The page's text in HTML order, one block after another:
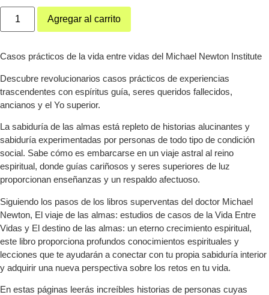
La
sabiduría
de
cantidad
Agregar al carrito
Casos prácticos de la vida entre vidas del Michael Newton Institute
Descubre revolucionarios casos prácticos de experiencias
trascendentes con espíritus guía, seres queridos fallecidos,
ancianos y el Yo superior.
La sabiduría de las almas está repleto de historias alucinantes y
sabiduría experimentadas por personas de todo tipo de condición
social. Sabe cómo es embarcarse en un viaje astral al reino
espiritual, donde guías cariñosos y seres superiores de luz
proporcionan enseñanzas y un respaldo afectuoso.
Siguiendo los pasos de los libros superventas del doctor Michael
Newton, El viaje de las almas: estudios de casos de la Vida Entre
Vidas y El destino de las almas: un eterno crecimiento espiritual,
este libro proporciona profundos conocimientos espirituales y
lecciones que te ayudarán a conectar con tu propia sabiduría interior
y adquirir una nueva perspectiva sobre los retos en tu vida.
En estas páginas leerás increíbles historias de personas cuyas